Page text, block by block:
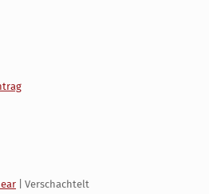
| Verschachtelt